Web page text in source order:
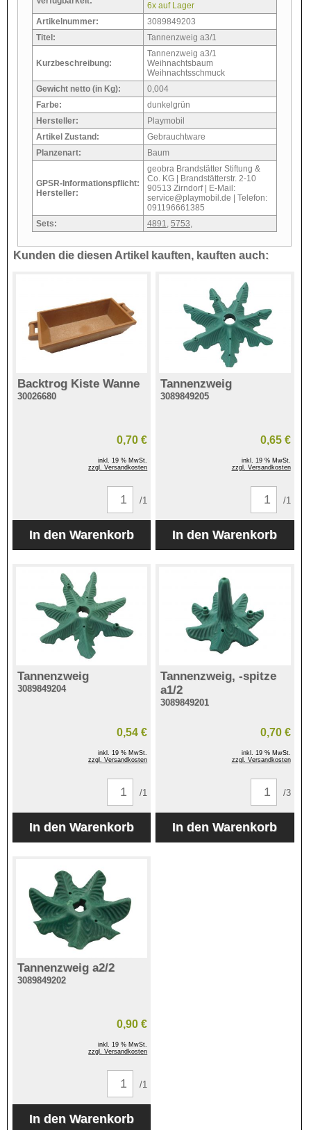
6x auf Lager
Artikelnummer:
3089849203
Titel:
Tannenzweig a3/1
Kurzbeschreibung:
Tannenzweig a3/1
Weihnachtsbaum
Weihnachtsschmuck
Gewicht netto (in Kg):
0,004
Farbe:
dunkelgrün
Hersteller:
Playmobil
Artikel Zustand:
Gebrauchtware
Planzenart:
Baum
GPSR-Informationspflicht:
Hersteller:
geobra Brandstätter Stiftung &
Co. KG | Brandstätterstr. 2-10
90513 Zirndorf | E-Mail:
service@playmobil.de | Telefon:
091196661385
Sets:
4891 5753
Kunden die diesen Artikel kauften, kauften auch:
Backtrog Kiste Wanne
30026680
0,70 €
inkl. 19 % MwSt.
zzgl. Versandkosten
/1
Tannenzweig
3089849205
0,65 €
inkl. 19 % MwSt.
zzgl. Versandkosten
/1
Tannenzweig
3089849204
0,54 €
inkl. 19 % MwSt.
zzgl. Versandkosten
/1
Tannenzweig, -spitze
a1/2
3089849201
0,70 €
inkl. 19 % MwSt.
zzgl. Versandkosten
/3
Tannenzweig a2/2
3089849202
0,90 €
inkl. 19 % MwSt.
zzgl. Versandkosten
/1